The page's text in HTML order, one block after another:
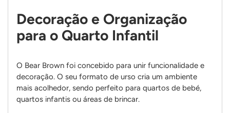
Decoração e Organização
para o Quarto Infantil
O Bear Brown foi concebido para unir funcionalidade e
decoração. O seu formato de urso cria um ambiente
mais acolhedor, sendo perfeito para quartos de bebé,
quartos infantis ou áreas de brincar.